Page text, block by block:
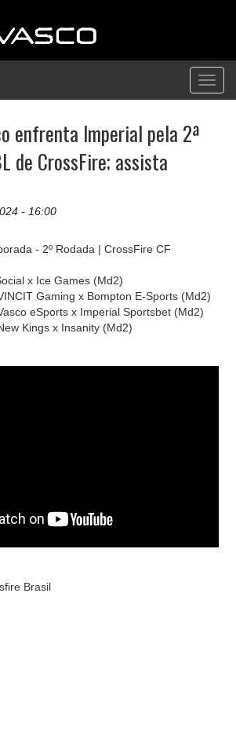
enfrenta Imperial pela 2ª
de CrossFire; assista
- 16:00
- 2º Rodada | CrossFire CF
x Ice Games (Md2)
Gaming x Bompton E-Sports (Md2)
eSports x Imperial Sportsbet (Md2)
Kings x Insanity (Md2)
Brasil